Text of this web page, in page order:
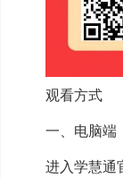
观看方式
一、电脑端
进入学慧通